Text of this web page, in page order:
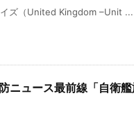
イズ（United Kingdom –Unit ...
ニュース最前線「自衛